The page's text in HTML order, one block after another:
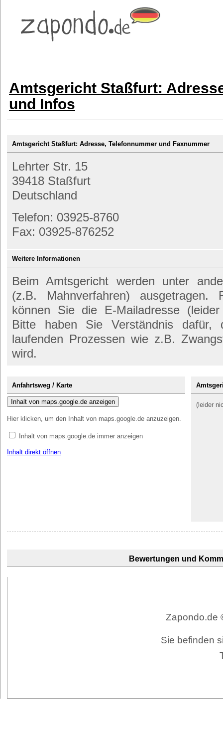
Amtsgericht Staßfurt:
und Infos
Amtsgericht Staßfurt: Adresse, Telefonnummer und Faxnummer
Lehrter Str. 15
39418 Staßfurt
Deutschland
Telefon: 03925-8760
Fax: 03925-876252
Weitere Informationen
Beim Amtsgericht werden unter
(z.B. Mahnverfahren) ausgetragen.
können Sie die E-Mailadresse
Bitte haben Sie Verständnis dafür,
laufenden Prozessen wie z.B.
wird.
Anfahrtsweg / Karte
Inhalt von maps.google.de anzeigen
Hier klicken, um den Inhalt von maps.google.de anzuzeigen.
Inhalt von maps.google.de immer anzeigen
Inhalt direkt öffnen
(leider
Bewertungen und
Zapondo.de
Sie befinden